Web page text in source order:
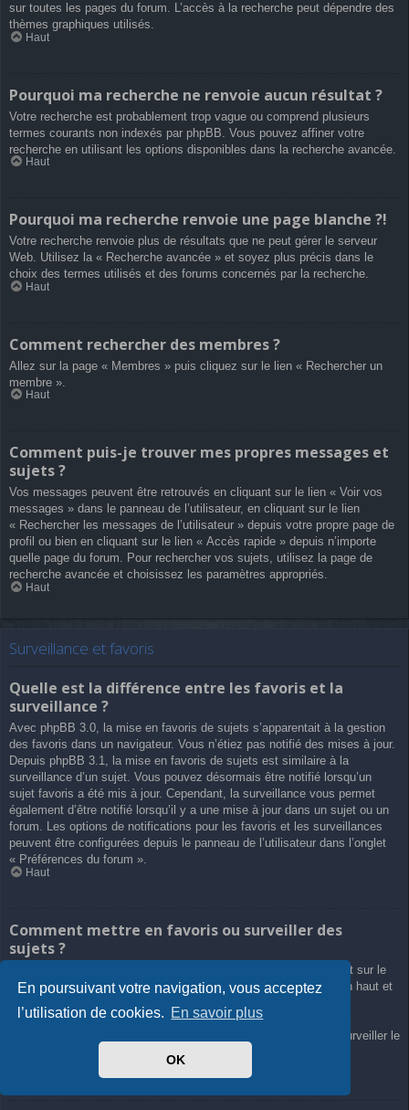
En poursuivant votre navigation, vous acceptez
l’utilisation de cookies. En savoir plus
OK
sur toutes les pages du forum. L’accès à la recherche peut dépendre des
thèmes graphiques utilisés.
Haut
Pourquoi ma recherche ne renvoie aucun résultat ?
Votre recherche est probablement trop vague ou comprend plusieurs
termes courants non indexés par phpBB. Vous pouvez affiner votre
recherche en utilisant les options disponibles dans la recherche avancée.
Haut
Pourquoi ma recherche renvoie une page blanche ?!
Votre recherche renvoie plus de résultats que ne peut gérer le serveur
Web. Utilisez la « Recherche avancée » et soyez plus précis dans le
choix des termes utilisés et des forums concernés par la recherche.
Haut
Comment rechercher des membres ?
Allez sur la page « Membres » puis cliquez sur le lien « Rechercher un
membre ».
Haut
Comment puis-je trouver mes propres messages et
sujets ?
Vos messages peuvent être retrouvés en cliquant sur le lien « Voir vos
messages » dans le panneau de l’utilisateur, en cliquant sur le lien
« Rechercher les messages de l’utilisateur » depuis votre propre page de
profil ou bien en cliquant sur le lien « Accès rapide » depuis n’importe
quelle page du forum. Pour rechercher vos sujets, utilisez la page de
recherche avancée et choisissez les paramètres appropriés.
Haut
Surveillance et favoris
Quelle est la différence entre les favoris et la
surveillance ?
Avec phpBB 3.0, la mise en favoris de sujets s’apparentait à la gestion
des favoris dans un navigateur. Vous n’étiez pas notifié des mises à jour.
Depuis phpBB 3.1, la mise en favoris de sujets est similaire à la
surveillance d’un sujet. Vous pouvez désormais être notifié lorsqu’un
sujet favoris a été mis à jour. Cependant, la surveillance vous permet
également d’être notifié lorsqu’il y a une mise à jour dans un sujet ou un
forum. Les options de notifications pour les favoris et les surveillances
peuvent être configurées depuis le panneau de l’utilisateur dans l’onglet
« Préférences du forum ».
Haut
Comment mettre en favoris ou surveiller des
sujets ?
Vous pouvez ajouter aux favoris ou surveiller un sujet en cliquant sur le
lien approprié dans le menu « Outils de sujet », souvent placé en haut et
Répondre à un sujet en cochant la case du formulaire « M’avertir
lorsqu’une réponse est postée » vous permettra également de surveiller le